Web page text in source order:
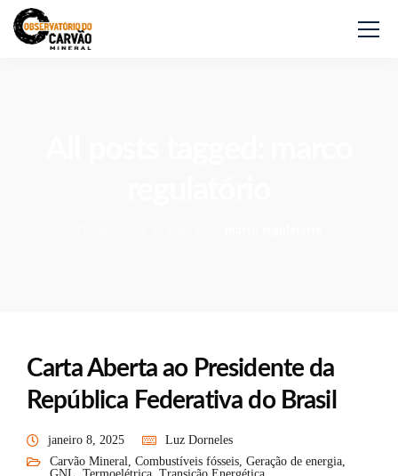
Carta Aberta ao Presidente da
República Federativa do Brasil
janeiro 8, 2025
Luz Dorneles
Carvão Mineral, Combustíveis fósseis, Geração de energia,